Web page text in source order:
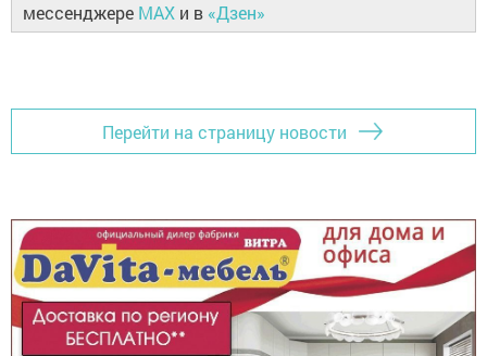
мессенджере MAX и в «Дзен»
Перейти на страницу новости